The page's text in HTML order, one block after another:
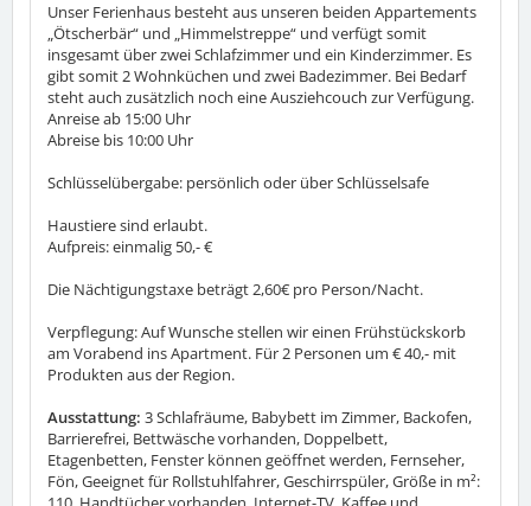
Unser Ferienhaus besteht aus unseren beiden Appartements
„Ötscherbär“ und „Himmelstreppe“ und verfügt somit
insgesamt über zwei Schlafzimmer und ein Kinderzimmer. Es
gibt somit 2 Wohnküchen und zwei Badezimmer. Bei Bedarf
steht auch zusätzlich noch eine Ausziehcouch zur Verfügung.
Anreise ab 15:00 Uhr
Abreise bis 10:00 Uhr
Schlüsselübergabe: persönlich oder über Schlüsselsafe
Haustiere sind erlaubt.
Aufpreis: einmalig 50,- €
Die Nächtigungstaxe beträgt 2,60€ pro Person/Nacht.
Verpflegung: Auf Wunsche stellen wir einen Frühstückskorb
am Vorabend ins Apartment. Für 2 Personen um € 40,- mit
Produkten aus der Region.
Ausstattung: 3 Schlafräume, Babybett im Zimmer, Backofen,
Barrierefrei, Bettwäsche vorhanden, Doppelbett,
Etagenbetten, Fenster können geöffnet werden, Fernseher,
Fön, Geeignet für Rollstuhlfahrer, Geschirrspüler, Größe in m²: